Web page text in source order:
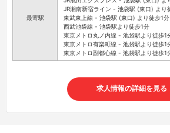
最寄駅
JR湘南新宿ライン - 池袋駅 (東口) より
東武東上線 - 池袋駅 (東口) より徒歩1分
西武池袋線 - 池袋駅より徒歩1分
東京メトロ丸ノ内線 - 池袋駅より徒歩1
東京メトロ有楽町線 - 池袋駅より徒歩1
東京メトロ副都心線 - 池袋駅より徒歩1
求人情報の詳細を見る